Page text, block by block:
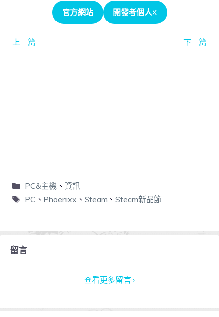
官方網站 開發者個人X
上一篇 下一篇
PC&主機 、 資訊
PC 、 Phoenixx 、 Steam 、 Steam新品節
留言
查看更多留言 ›